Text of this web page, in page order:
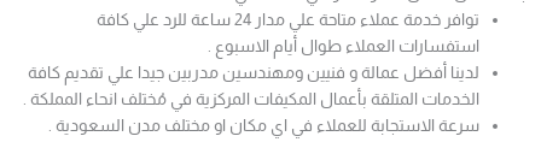
توافر خدمة عملاء متاحة علي مدار 24 ساعة للرد علي كافة
استفسارات العملاء طوال أيام الاسبوع .
لدينا أفضل عمالة و فنيين ومهندسين مدربين جيدا علي تقديم كافة
الخدمات المتلقة بأعمال المكيفات المركزية في مُختلف انحاء المملكة .
سرعة الاستجابة للعملاء في اي مكان او مختلف مدن السعودية .